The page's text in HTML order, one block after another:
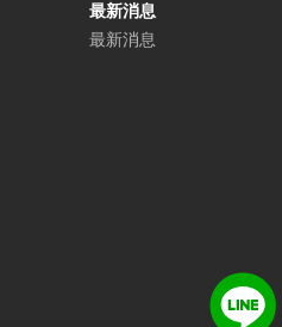
最新消息
最新消息